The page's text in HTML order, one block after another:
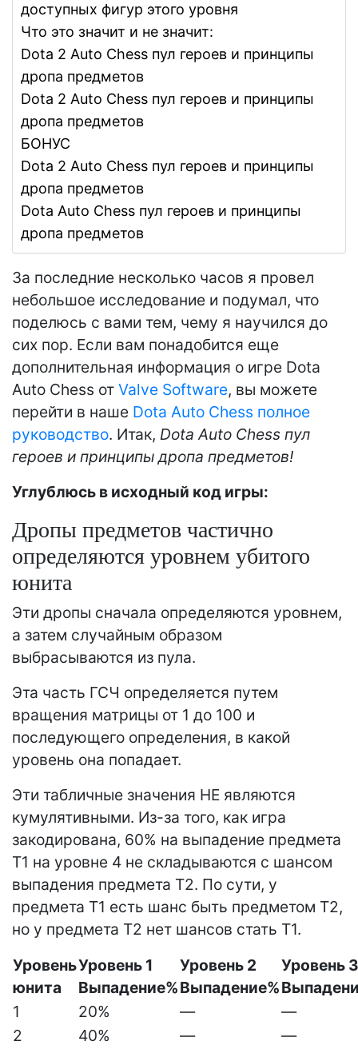
доступных фигур этого уровня
Что это значит и не значит:
Dota 2 Auto Chess пул героев и принципы
дропа предметов
Dota 2 Auto Chess пул героев и принципы
дропа предметов
БОНУС
Dota 2 Auto Chess пул героев и принципы
дропа предметов
Dota Auto Chess пул героев и принципы
дропа предметов
За последние несколько часов я провел
небольшое исследование и подумал, что
поделюсь с вами тем, чему я научился до
сих пор. Если вам понадобится еще
дополнительная информация о игре Dota
Auto Chess от Valve Software, вы можете
перейти в наше Dota Auto Chess полное
руководство. Итак, Dota Auto Chess пул
героев и принципы дропа предметов!
Углублюсь в исходный код игры:
Дропы предметов частично
определяются уровнем убитого
юнита
Эти дропы сначала определяются уровнем,
а затем случайным образом
выбрасываются из пула.
Эта часть ГСЧ определяется путем
вращения матрицы от 1 до 100 и
последующего определения, в какой
уровень она попадает.
Эти табличные значения НЕ являются
кумулятивными. Из-за того, как игра
закодирована, 60% на выпадение предмета
T1 на уровне 4 не складываются с шансом
выпадения предмета T2. По сути, у
предмета Т1 есть шанс быть предметом Т2,
но у предмета Т2 нет шансов стать Т1.
Уровень
юнита
Уровень 1
Выпадение%
Уровень 2
Выпадение%
Уровень
1
20% —
—
2
40% —
—